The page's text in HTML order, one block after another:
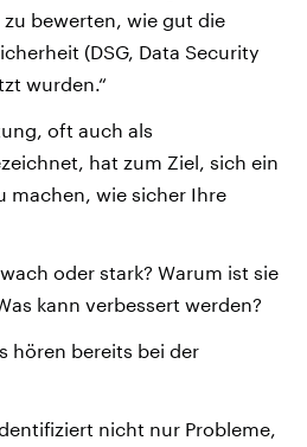
zu bewerten, wie gut die
(DSG, Data Security
wurden.“
oft auch als
hat zum Ziel, sich ein
machen, wie sicher Ihre
oder stark? Warum ist sie
kann verbessert werden?
hören bereits bei der
nicht nur Probleme,